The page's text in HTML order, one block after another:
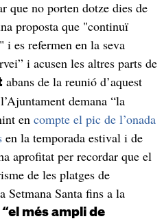
que no porten dotze dies de
proposta que "continuï
i es refermen en la seva
i acusen les altres parts de
abans de la reunió d’aquest
demana “la
en compte el pic de l’onada
en la temporada estival i de
aprofitat per recordar que el
de les platges de
Setmana Santa fins a la
“el més ampli de